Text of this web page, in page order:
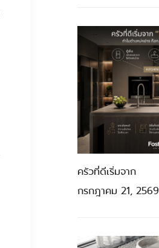
ครัวที่ดีเริ่มจาก
กรกฎาคม 21, 2569